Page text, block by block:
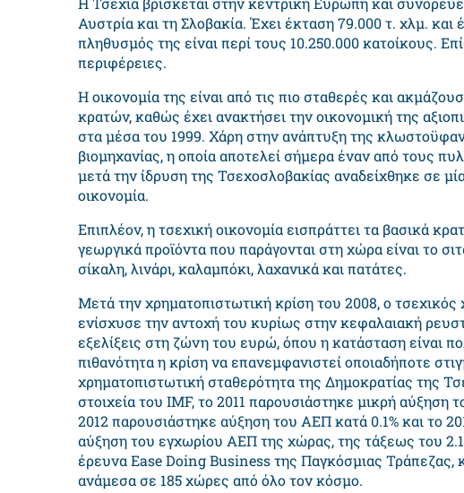
Αυστρία και τη Σλοβακία. Έχει έκταση 79.000 τ. χλμ.
πληθυσμός της είναι περί τους 10.250.000 κατοίκους.
περιφέρειες.
Η οικονομία της είναι από τις πιο σταθερές και
κρατών, καθώς έχει ανακτήσει την οικονομική της
στα μέσα του 1999. Χάρη στην ανάπτυξη της
βιομηχανίας, η οποία αποτελεί σήμερα έναν από τους
μετά την ίδρυση της Τσεχοσλοβακίας αναδείχθηκε σε
οικονομία.
Επιπλέον, η τσεχική οικονομία εισπράττει τα βασικά
γεωργικά προϊόντα που παράγονται στη χώρα είναι το
σίκαλη, λινάρι, καλαμπόκι, λαχανικά και πατάτες.
Μετά την χρηματοπιστωτική κρίση του 2008, ο
ενίσχυσε την αντοχή του κυρίως στην κεφαλαιακή
εξελίξεις στη ζώνη του ευρώ, όπου η κατάσταση είναι
πιθανότητα η κρίση να επανεμφανιστεί οποιαδήποτε
χρηματοπιστωτική σταθερότητα της Δημοκρατίας της
στοιχεία του IMF, το 2011 παρουσιάστηκε μικρή αύξηση
2012 παρουσιάστηκε αύξηση του ΑΕΠ κατά 0.1% και το
αύξηση του εγχωρίου ΑΕΠ της χώρας, της τάξεως του
έρευνα Ease Doing Business της Παγκόσμιας Τράπεζας,
ανάμεσα σε 185 χώρες από όλο τον κόσμο.